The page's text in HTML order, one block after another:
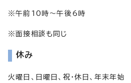
※午前10時～午後6時
※面接相談も同じ
休み
火曜日、日曜日、祝・休日、年末年始